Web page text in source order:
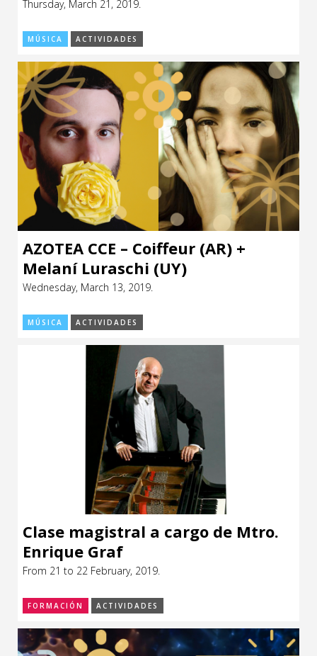
Thursday, March 21, 2019.
MÚSICA ACTIVIDADES
AZOTEA CCE – Coiffeur (AR) +
Melaní Luraschi (UY)
Wednesday, March 13, 2019.
MÚSICA ACTIVIDADES
Clase magistral a cargo de Mtro.
Enrique Graf
From 21 to 22 February, 2019.
FORMACIÓN ACTIVIDADES